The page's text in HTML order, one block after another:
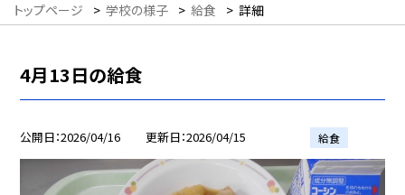
トップページ > 学校の様子 > 給食 > 詳細
4月13日の給食
公開日 2026/04/16 更新日 2026/04/15 給食